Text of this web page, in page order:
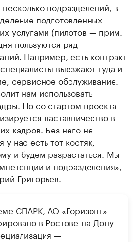
подразделений, в
подготовленных
услугами (пилотов — прим.
пользуются ряд
Например, есть контракт
выезжают туда и
сервисное обслуживание.
нам использовать
Но со стартом проекта
наставничество в
кадров. Без него не
нас есть тот костяк,
и будем разрастаться. Мы
и подразделения»,
Григорьев.
СПАРК, АО «Горизонт»
в Ростове-на-Дону
—